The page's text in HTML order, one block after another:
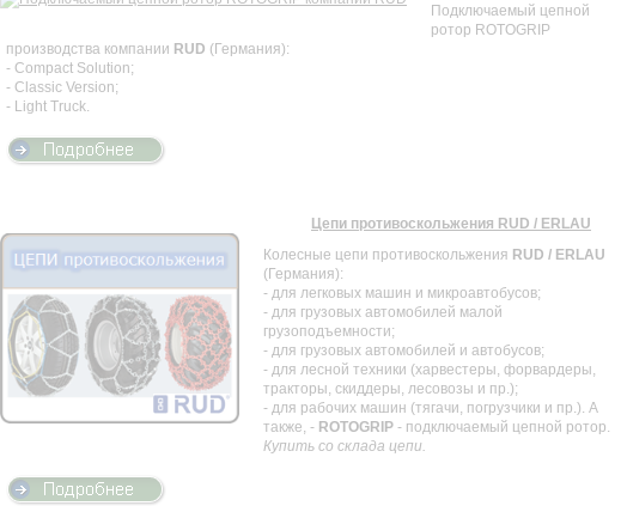
Подключаемый цепной
ротор ROTOGRIP
производства компании RUD (Германия):
- Compact Solution;
- Classic Version;
- Light Truck.
Цепи противоскольжения RUD / ERLAU
Колесные цепи противоскольжения RUD / ERLAU
(Германия):
- для легковых машин и микроавтобусов;
- для грузовых автомобилей малой
грузоподъемности;
- для грузовых автомобилей и автобусов;
- для лесной техники (харвестеры, форвардеры,
тракторы, скиддеры, лесовозы и пр.);
- для рабочих машин (тягачи, погрузчики и пр.). А
также, - ROTOGRIP - подключаемый цепной ротор.
Купить со склада цепи.